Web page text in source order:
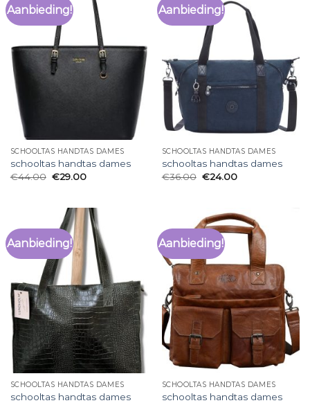
Aanbieding!
SCHOOLTAS HANDTAS DAMES
schooltas handtas dames
€44.00 €29.00
Aanbieding!
SCHOOLTAS HANDTAS DAMES
schooltas handtas dames
€36.00 €24.00
Aanbieding!
SCHOOLTAS HANDTAS DAMES
schooltas handtas dames
Aanbieding!
SCHOOLTAS HANDTAS DAMES
schooltas handtas dames